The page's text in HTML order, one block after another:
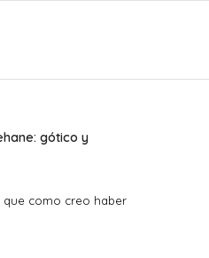
gótico y
que como creo haber